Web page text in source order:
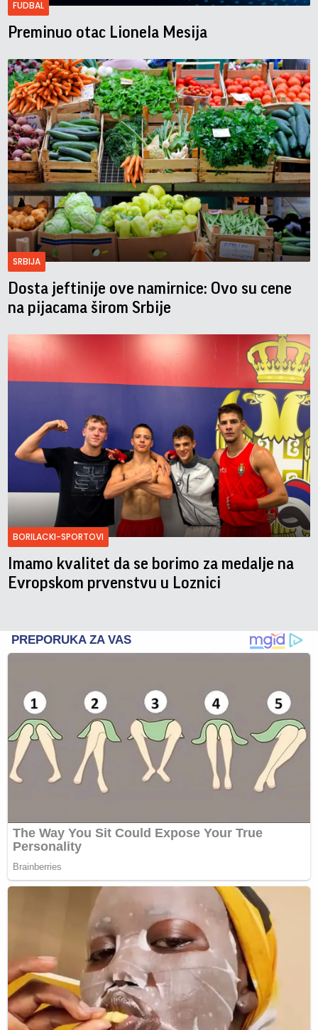
FUDBAL
Preminuo otac Lionela Mesija
SRBIJA
Dosta jeftinije ove namirnice: Ovo su cene
na pijacama širom Srbije
BORILACKI-SPORTOVI
Imamo kvalitet da se borimo za medalje na
Evropskom prvenstvu u Loznici